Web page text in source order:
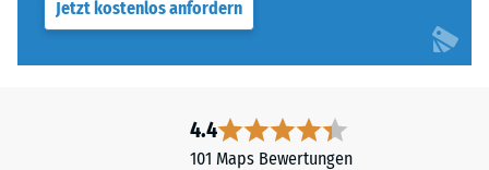
Jetzt kostenlos anfordern
4.4
101 Maps Bewertungen